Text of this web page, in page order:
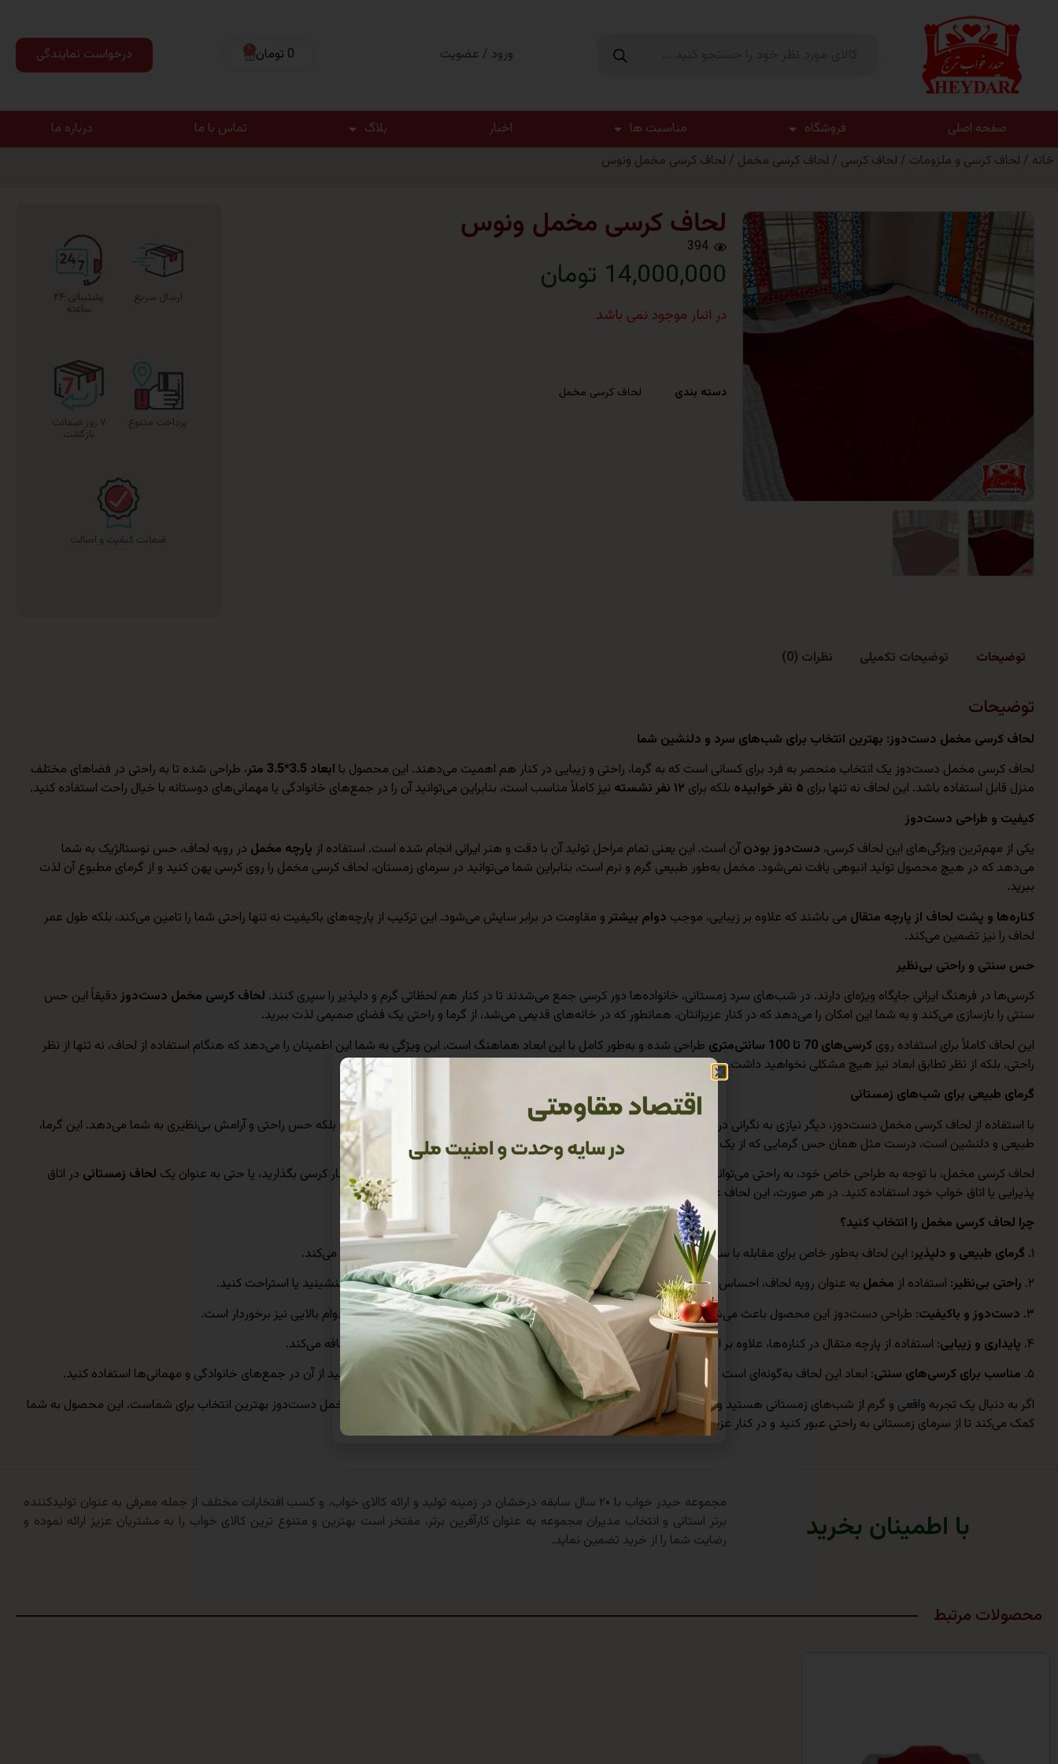
ورود / عضویت 0 تومان 0 درخواست نمایندگی
صفحه اصلی فروشگاه مناسبت ها اخبار بلاگ تماس با ما
درباره ما
خانه / لحاف کرسی و ملزومات / لحاف کرسی / لحاف کرسی مخمل / لحاف کرسی مخمل ونوس
لحاف کرسی مخمل ونوس
394
14,000,000 تومان
در انبار موجود نمی باشد
دسته بندی لحاف کرسی مخمل
ارسال سریع پشتیبانی ۲۴
ساعته
پرداخت متنوع ۷ روز ضمانت
بازگشت
ضمانت کیفیت و اصالت
توضیحات توضیحات تکمیلی نظرات (0)
توضیحات
لحاف کرسی مخمل دست‌دوز: بهترین انتخاب برای شب‌های سرد و دلنشین شما
لحاف کرسی مخمل دست‌دوز یک انتخاب منحصر به فرد برای کسانی است که به گرما، راحتی و زیبایی در کنار هم اهمیت می‌دهند. این محصول با ابعاد 3.5*3.5 متر
، طراحی شده تا به راحتی در فضاهای مختلف
منزل قابل استفاده باشد. این لحاف نه تنها برای ۵ نفر خوابیده بلکه برای ۱۲ نفر نشسته
نیز کاملاً مناسب است، بنابراین می‌توانید آن را در جمع‌های خانوادگی یا مهمانی‌های دوستانه با خیال راحت استفاده کنید.
کیفیت و طراحی دست‌دوز
یکی از مهم‌ترین ویژگی‌های این لحاف کرسی، دست‌دوز بودنآن است. این یعنی تمام مراحل تولید آن با دقت و هنر ایرانی انجام شده است. استفاده از پارچه مخمل در رویه لحاف، حس نوستالژیک به شما
می‌دهد که در هیچ محصول تولید انبوهی یافت نمی‌شود. مخمل به‌طور طبیعی گرم و نرم است، بنابراین شما می‌توانید در سرمای زمستان، لحاف کرسی مخمل را روی کرسی پهن کنید و از گرمای مطبوع آن لذت
ببرید.
کناره‌ها و پشت لحاف از پارچه متقال می باشند که علاوه بر زیبایی، موجب دوام بیشتر و مقاومت در برابر سایش می‌شود. این ترکیب از پارچه‌های باکیفیت نه تنها راحتی شما را تامین می‌کند، بلکه طول عمر
لحاف را نیز تضمین می‌کند.
حس سنتی و راحتی بی‌نظیر
کرسی‌ها در فرهنگ ایرانی جایگاه ویژه‌ای دارند. در شب‌های سرد زمستانی، خانواده‌ها دور کرسی جمع می‌شدند تا در کنار هم لحظاتی گرم و دلپذیر را سپری کنند. لحاف کرسی مخمل دست‌دوز دقیقاً این حس
سنتی را بازسازی می‌کند و به شما این امکان را می‌دهد که در کنار عزیزانتان، همانطور که در خانه‌های قدیمی می‌شد، از گرما و راحتی یک فضای صمیمی لذت ببرید.
این لحاف کاملاً برای استفاده روی کرسی‌های 70 تا 100 سانتی‌متری
طراحی شده و به‌طور کامل با این ابعاد هماهنگ است. این ویژگی به شما این اطمینان را می‌دهد که هنگام استفاده از لحاف، نه تنها از نظر
راحتی، بلکه از نظر تطابق ابعاد نیز هیچ مشکلی نخواهید داشت.
گرمای طبیعی برای شب‌های زمستانی
با استفاده از لحاف کرسی مخمل دست‌دوز، دیگر نیازی به نگرانی درباره
در شب‌های سرد ندارید. این لحاف نه تنها به‌خوبی شما را گرم می‌کند، بلکه حس راحتی و آرامش بی‌نظیری به شما می‌دهد. این گرما،
طبیعی و دلنشین است، درست مثل همان حس گرمایی که از یک
در دل خانه‌های قدیمی به یاد دارید.
لحاف کرسی مخمل، با توجه به طراحی خاص خود، به راحتی می‌تواند جایگزین هرگونه پتو یا لحاف معمولی شود. شما به راحتی می‌توانید آن را در کنار کرسی بگذارید، یا حتی به عنوان یک لحاف زمستانی در اتاق
پذیرایی یا اتاق خواب خود استفاده کنید. در هر صورت، این لحاف علاوه بر عملکرد عالی، به دکوراسیون منزل شما زیبایی خاصی خواهد بخشید.
چرا لحاف کرسی مخمل را انتخاب کنید؟
۱. گرمای طبیعی و دلپذیر: این لحاف به‌طور خاص برای مقابله با سرمای زمستان طراحی شده است و شما را در برابر هوای سرد، به خوبی محافظت می‌کند.
۲. راحتی بی‌نظیر: استفاده از مخمل به عنوان رویه لحاف، احساس لطافت زیادی به شما می‌دهد و شما می‌توانید ساعت‌ها در کنار خانواده در آن بنشینید یا استراحت کنید.
۳. دست‌دوز و باکیفیت: طراحی دست‌دوز این محصول باعث می‌شود که کیفیت بالای آن را به وضوح احساس کنید. این لحاف علاوه بر راحتی، از دوام بالایی نیز برخوردار است.
۴. پایداری و زیبایی: استفاده از پارچه متقال در کناره‌ها، علاوه بر استحکام، به ظاهر لحاف جلوه‌ای خاص می‌بخشد و به زیبایی دکور خانه شما اضافه می‌کند.
۵. مناسب برای کرسی‌های سنتی: ابعاد این لحاف به‌گونه‌ای است که به راحتی بر روی کرسی‌های70 تا 100 سانتی‌متری
قرار می‌گیرد و شما می‌توانید از آن در جمع‌های خانوادگی و مهمانی‌ها استفاده کنید.
اگر به دنبال یک تجربه واقعی و گرم از شب‌های زمستانی هستید و می‌خواهید فضایی دلنشین و صمیمی در خانه خود ایجاد کنید، لحاف کرسی مخمل دست‌دوز بهترین انتخاب برای شماست. این محصول به شما
کمک می‌کند تا از سرمای زمستانی به راحتی عبور کنید و در کنار عزیزانتان لحظاتی گرم و به یاد ماندنی بسازید.
با اطمینان بخرید
مجموعه حیدر خواب با ۲۰ سال سابقه درخشان در زمینه تولید و ارائه کالای خواب، و کسب افتخارات مختلف از جمله معرفی به عنوان تولیدکننده
برتر استانی و انتخاب مدیران مجموعه به عنوان کارآفرین برتر، مفتخر است بهترین و متنوع ترین کالای خواب را به مشتریان عزیز ارائه نموده و
رضایت شما را از خرید تضمین نماید.
محصولات مرتبط